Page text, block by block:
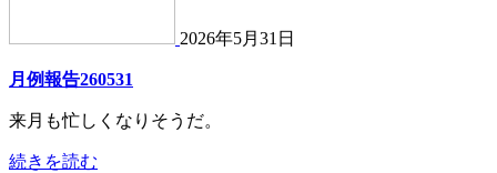
2026年5月31日
月例報告260531
来月も忙しくなりそうだ。
続きを読む